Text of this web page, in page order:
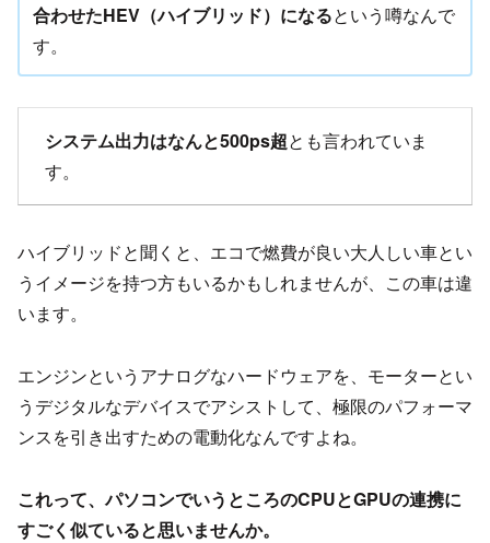
合わせたHEV（ハイブリッド）になるという噂なんで
す。
システム出力はなんと500ps超とも言われていま
す。
ハイブリッドと聞くと、エコで燃費が良い大人しい車とい
うイメージを持つ方もいるかもしれませんが、この車は違
います。
エンジンというアナログなハードウェアを、モーターとい
うデジタルなデバイスでアシストして、極限のパフォーマ
ンスを引き出すための電動化なんですよね。
これって、パソコンでいうところのCPUとGPUの連携に
すごく似ていると思いませんか。